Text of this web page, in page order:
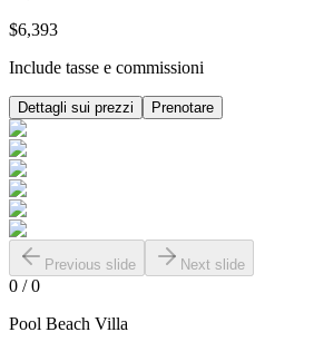
$6,393
Include tasse e commissioni
Dettagli sui prezzi Prenotare
Previous slide Next slide
0 /0
Pool Beach Villa